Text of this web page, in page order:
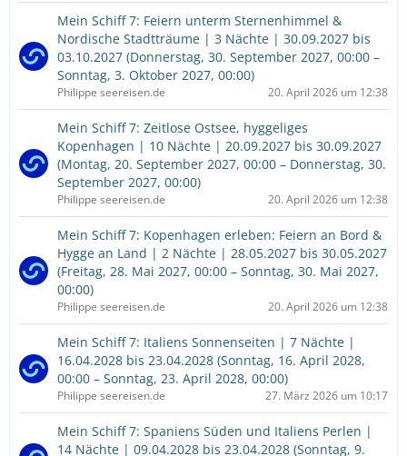
Mein Schiff 7: Feiern unterm Sternenhimmel &
Nordische Stadtträume | 3 Nächte | 30.09.2027 bis
03.10.2027 (Donnerstag, 30. September 2027, 00:00 –
Sonntag, 3. Oktober 2027, 00:00)
Philippe seereisen.de 20. April 2026 um 12:38
Mein Schiff 7: Zeitlose Ostsee, hyggeliges
Kopenhagen | 10 Nächte | 20.09.2027 bis 30.09.2027
(Montag, 20. September 2027, 00:00 – Donnerstag, 30.
September 2027, 00:00)
Philippe seereisen.de 20. April 2026 um 12:38
Mein Schiff 7: Kopenhagen erleben: Feiern an Bord &
Hygge an Land | 2 Nächte | 28.05.2027 bis 30.05.2027
(Freitag, 28. Mai 2027, 00:00 – Sonntag, 30. Mai 2027,
00:00)
Philippe seereisen.de 20. April 2026 um 12:38
Mein Schiff 7: Italiens Sonnenseiten | 7 Nächte |
16.04.2028 bis 23.04.2028 (Sonntag, 16. April 2028,
00:00 – Sonntag, 23. April 2028, 00:00)
Philippe seereisen.de 27. März 2026 um 10:17
Mein Schiff 7: Spaniens Süden und Italiens Perlen |
14 Nächte | 09.04.2028 bis 23.04.2028 (Sonntag, 9.